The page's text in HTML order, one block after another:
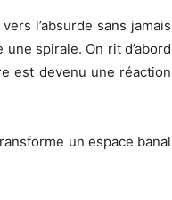
l’absurde sans jamais
spirale. On rit d’abord
est devenu une réaction
un espace banal